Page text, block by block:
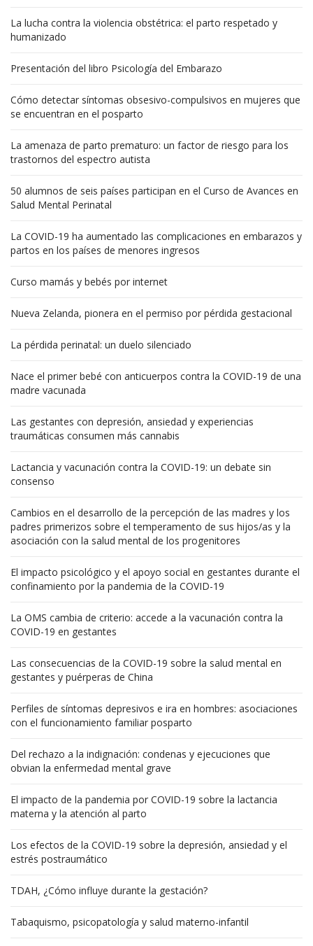
La lucha contra la violencia obstétrica: el parto respetado y
humanizado
Presentación del libro Psicología del Embarazo
Cómo detectar síntomas obsesivo-compulsivos en mujeres que
se encuentran en el posparto
La amenaza de parto prematuro: un factor de riesgo para los
trastornos del espectro autista
50 alumnos de seis países participan en el Curso de Avances en
Salud Mental Perinatal
La COVID-19 ha aumentado las complicaciones en embarazos y
partos en los países de menores ingresos
Curso mamás y bebés por internet
Nueva Zelanda, pionera en el permiso por pérdida gestacional
La pérdida perinatal: un duelo silenciado
Nace el primer bebé con anticuerpos contra la COVID-19 de una
madre vacunada
Las gestantes con depresión, ansiedad y experiencias
traumáticas consumen más cannabis
Lactancia y vacunación contra la COVID-19: un debate sin
consenso
Cambios en el desarrollo de la percepción de las madres y los
padres primerizos sobre el temperamento de sus hijos/as y la
asociación con la salud mental de los progenitores
El impacto psicológico y el apoyo social en gestantes durante el
confinamiento por la pandemia de la COVID-19
La OMS cambia de criterio: accede a la vacunación contra la
COVID-19 en gestantes
Las consecuencias de la COVID-19 sobre la salud mental en
gestantes y puérperas de China
Perfiles de síntomas depresivos e ira en hombres: asociaciones
con el funcionamiento familiar posparto
Del rechazo a la indignación: condenas y ejecuciones que
obvian la enfermedad mental grave
El impacto de la pandemia por COVID-19 sobre la lactancia
materna y la atención al parto
Los efectos de la COVID-19 sobre la depresión, ansiedad y el
estrés postraumático
TDAH, ¿Cómo influye durante la gestación?
Tabaquismo, psicopatología y salud materno-infantil